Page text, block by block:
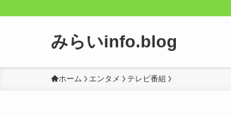
みらいinfo.blog
ホーム エンタメ テレビ番組